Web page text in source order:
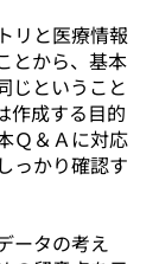
リと医療情報
とから、基本
じということ
作成する目的
Ｑ＆Ａに対応
っかり確認す
ータの考え